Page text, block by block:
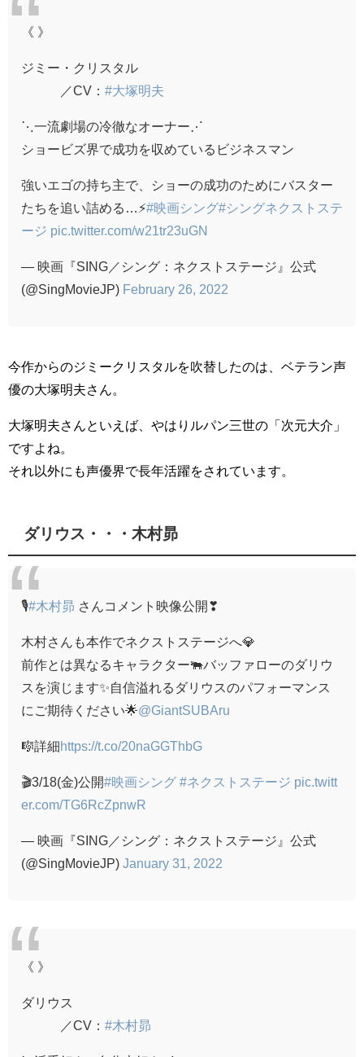
《 》
ジミー・クリスタル
／CV： #大塚明夫
⋱一流劇場の冷徹なオーナー⋰
ショービズ界で成功を収めているビジネスマン
強いエゴの持ち主で、ショーの成功のためにバスター
たちを追い詰める…⚡#映画シング#シングネクストステ
ージ pic.twitter.com/w21tr23uGN
— 映画『SING／シング：ネクストステージ』公式
(@SingMovieJP) February 26, 2022
今作からのジミークリスタルを吹替したのは、ベテラン声
優の大塚明夫さん。
大塚明夫さんといえば、やはりルパン三世の「次元大介」
ですよね。
それ以外にも声優界で長年活躍をされています。
ダリウス・・・木村昴
🎙#木村昴 さんコメント映像公開❣
木村さんも本作でネクストステージへ💎
前作とは異なるキャラクター🐃バッファローのダリウ
スを演じます✨自信溢れるダリウスのパフォーマンス
にご期待ください🌟@GiantSUBAru
🎼詳細https://t.co/20naGGThbG
🎬3/18(金)公開#映画シング #ネクストステージ pic.twitt
er.com/TG6RcZpnwR
— 映画『SING／シング：ネクストステージ』公式
(@SingMovieJP) January 31, 2022
《 》
ダリウス
／CV： #木村昴